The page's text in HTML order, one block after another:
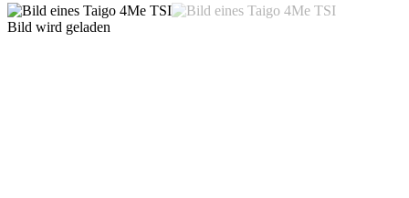
Bild wird geladen